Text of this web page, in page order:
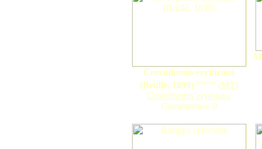
Crocothemis erythraea
(Brullé, 1839) nuevo (MT)
Crocothemis erythraea
Comentarios: 0